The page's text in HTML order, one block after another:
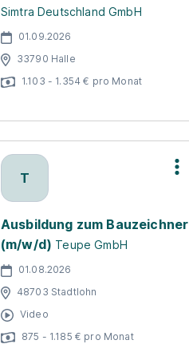
Simtra Deutschland GmbH
01.09.2026
33790 Halle
1.103 - 1.354 € pro Monat
T
Ausbildung zum Bauzeichner
(m/w/d) Teupe GmbH
01.08.2026
48703 Stadtlohn
Video
875 - 1.185 € pro Monat